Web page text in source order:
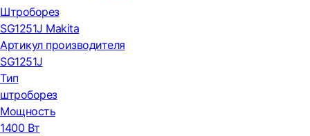
Штроборез
SG1251J Makita
Артикул производителя
SG1251J
Тип
штроборез
Мощность
1400 Вт